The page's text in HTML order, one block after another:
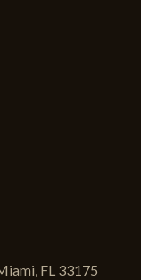
FL 33175